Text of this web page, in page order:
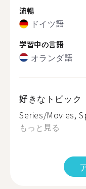
流暢
ドイツ語
学習中の言語
オランダ語
好きなトピック
Series/Movies,
もっと見る